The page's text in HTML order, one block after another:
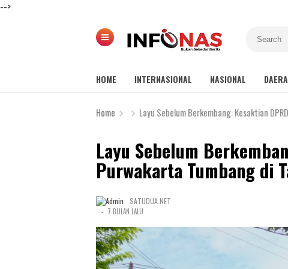
-->
HOME INTERNASIONAL NASIONAL
Home Layu Sebelum Berkembang: Kesaktian
Layu Sebelum
Purwakarta Tumbang di
SATUDUA.NET
- 7 BULAN LALU